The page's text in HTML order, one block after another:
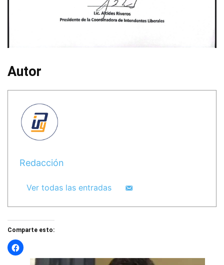
Autor
Redacción
Ver todas las entradas
Comparte esto: